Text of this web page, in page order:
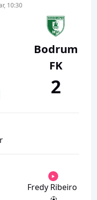
10:30
Bodrum
FK
2
Fredy Ribeiro